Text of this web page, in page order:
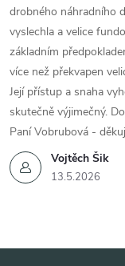
Vojtěch Šik
13.5.2026
drobného náhradního
vyslechla a velice
základním
více než překvapen
Její přístup a snaha
skutečně výjimečný.
Paní Vobrubová -